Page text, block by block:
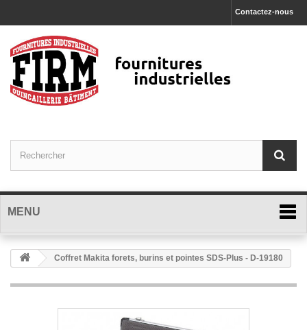
Contactez-nous
MENU
Coffret Makita forets, burins et pointes SDS-Plus - D-19180